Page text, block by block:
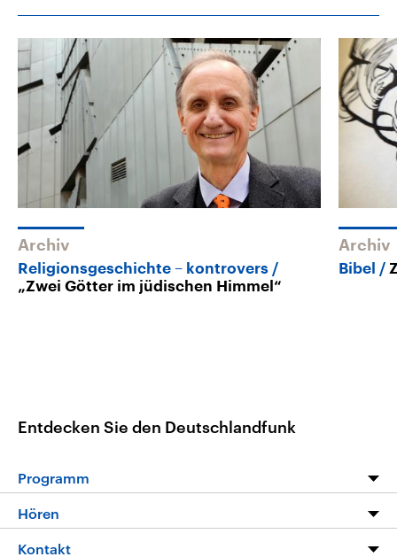
Archiv
Religionsgeschichte – kontrovers
„Zwei Götter im jüdischen Himmel“
Archiv
Bibel
Entdecken Sie den Deutschlandfunk
Programm
Programm
Hören
Livestream
Kontakt